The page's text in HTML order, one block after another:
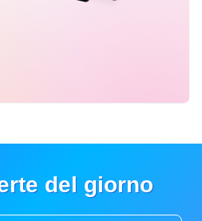
del giorno